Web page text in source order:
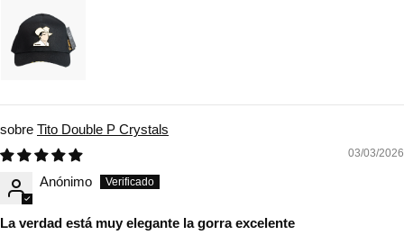
Tito Double P Crystals
03/03/2026
Anónimo
La verdad está muy elegante la gorra excelente